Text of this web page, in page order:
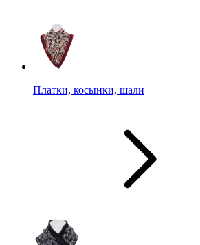
Платки, косынки, шали